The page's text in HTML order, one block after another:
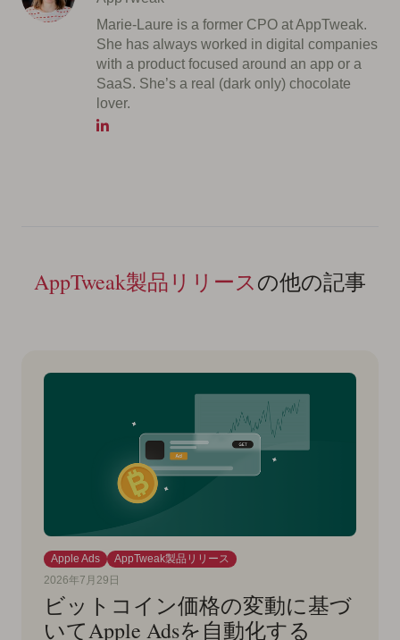
Marie-Laure is a former CPO at AppTweak.
She has always worked in digital companies
with a product focused around an app or a
SaaS. She’s a real (dark only) chocolate
lover.
AppTweak製品リリースの他の記事
Apple Ads
AppTweak製品リリース
2026年7月29日
ビットコイン価格の変動に基づ
いてApple Adsを自動化する